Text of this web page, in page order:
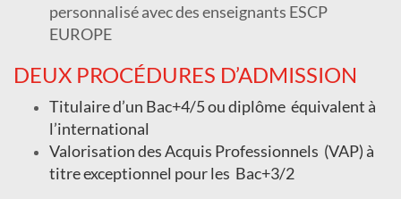
personnalisé avec des enseignants ESCP
EUROPE
DEUX PROCÉDURES D’ADMISSION
Titulaire d’un Bac+4/5 ou diplôme équivalent à
l’international
Valorisation des Acquis Professionnels (VAP) à
titre exceptionnel pour les Bac+3/2